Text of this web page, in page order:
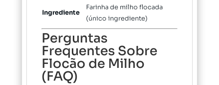
Ingrediente
Farinha de milho flocada
(único ingrediente)
Perguntas
Frequentes Sobre
Flocão de Milho
(FAQ)